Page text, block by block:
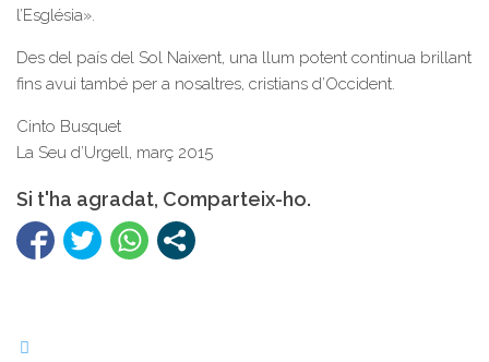
l’Església».
Des del país del Sol Naixent, una llum potent continua brillant
fins avui també per a nosaltres, cristians d’Occident.
Cinto Busquet
La Seu d’Urgell, març 2015
Si t'ha agradat, Comparteix-ho.